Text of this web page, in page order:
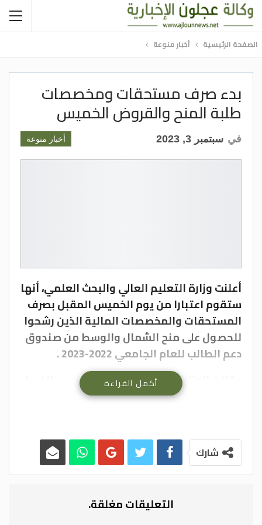
الصفحة الرئيسية أخبار منوعة
بدء صرف مستحقات ومخصصات
طلبة المنح والقروض الخميس
أخبار منوعة في سبتمبر 3, 2023
أعلنت وزارة التعليم العالي والبحث العلمي، أنها
ستقوم اعتبارا من يوم الخميس المقبل بصرف
المستحقات والمخصصات المالية الذين رشحوا
للحصول على منح الشمال والوسط من صندوق
دعم الطالب للعام الجامعي 2022-2023 .
وقالت الوزارة إن الرسوم ستشمل رسوم الفصل
الأول 2022-2023، والمخصصات المالية للفصل
وطلاب السنوات السابقة في جامعات: الحسين
بن طلال، والطفيلة التقنية.
الثاني 2022-2023 للطلبة الذين رشحوا للحصول
أكمل القراءة
شارك
التعليقات مغلقة.